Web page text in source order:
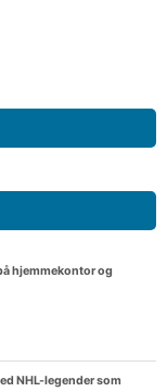
hjemmekontor og
NHL-legender som